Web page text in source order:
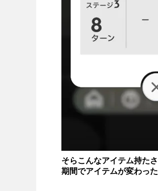
そらこんなアイテム持た
期間でアイテムが変わっ